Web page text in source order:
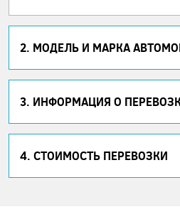
2. МОДЕЛЬ И МАРКА
3. ИНФОРМАЦИЯ О
4. СТОИМОСТЬ ПЕРЕВОЗКИ